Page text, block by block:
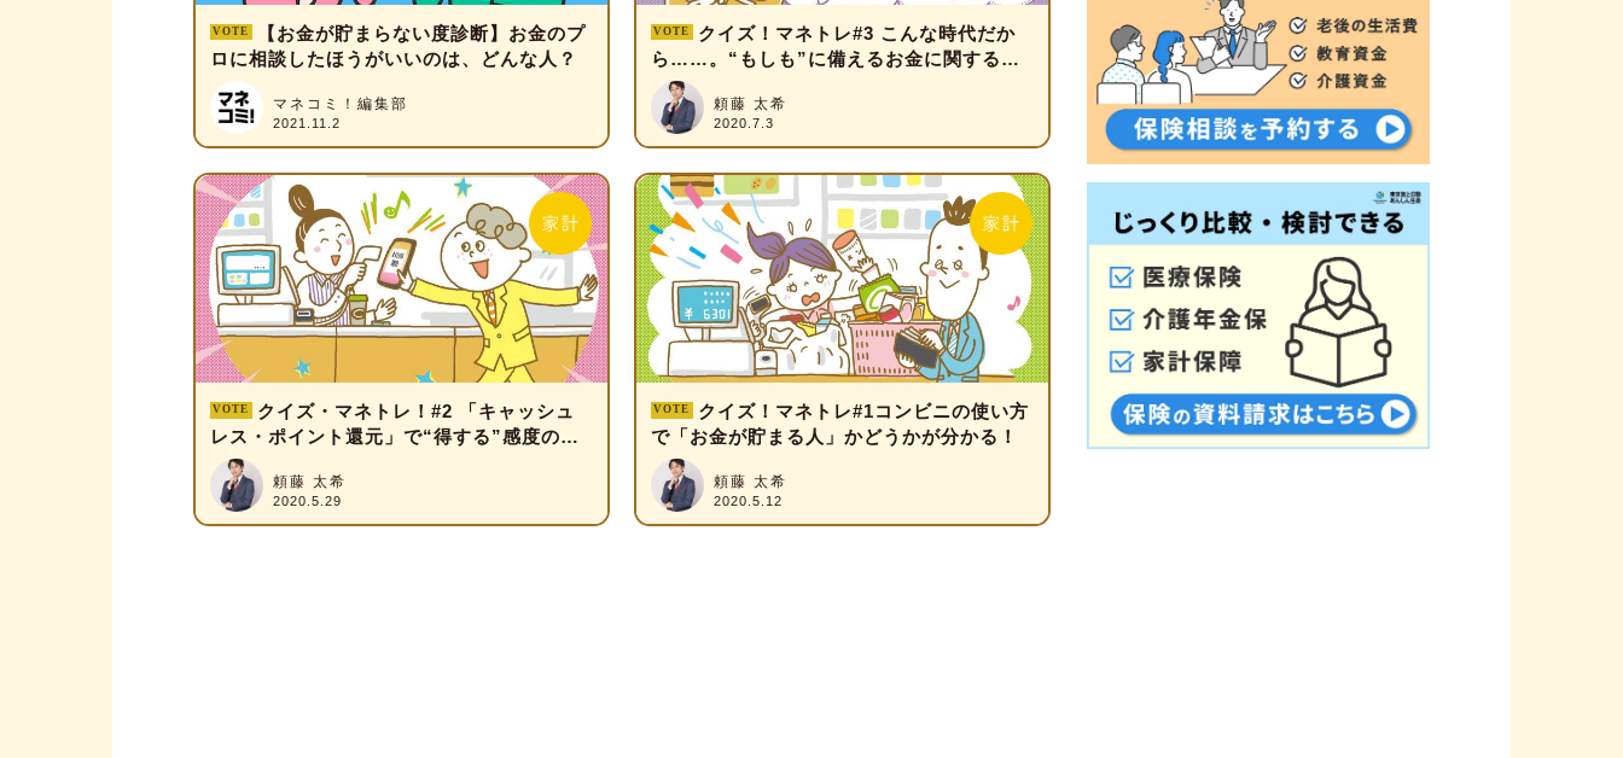
【お金が貯まらない度診断】お金のプ
ロに相談したほうがいいのは、どんな人？
マネコミ！編集部
2021.11.2
クイズ！マネトレ#3 こんな時代だか
ら……。“もしも”に備えるお金に関する知
識をテスト！
頼藤 太希
2020.7.3
クイズ・マネトレ！#2 「キャッシュ
レス・ポイント還元」で“得する”感度の高
さが分かる！
頼藤 太希
2020.5.29
クイズ！マネトレ#1コンビニの使い方
で「お金が貯まる人」かどうかが分かる！
頼藤 太希
2020.5.12